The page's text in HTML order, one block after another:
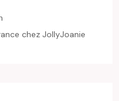
chez JollyJoanie